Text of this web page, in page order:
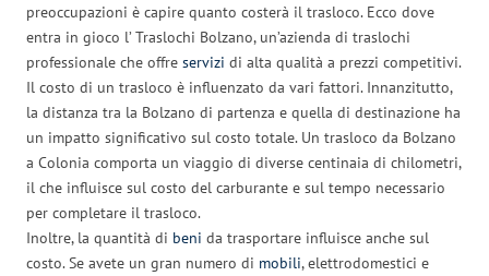
preoccupazioni è capire quanto costerà il trasloco. Ecco dove
entra in gioco l’ Traslochi Bolzano, un’azienda di traslochi
professionale che offre servizi di alta qualità a prezzi competitivi.
Il costo di un trasloco è influenzato da vari fattori. Innanzitutto,
la distanza tra la Bolzano di partenza e quella di destinazione ha
un impatto significativo sul costo totale. Un trasloco da Bolzano
a Colonia comporta un viaggio di diverse centinaia di chilometri,
il che influisce sul costo del carburante e sul tempo necessario
per completare il trasloco.
Inoltre, la quantità di beni da trasportare influisce anche sul
costo. Se avete un gran numero di mobili, elettrodomestici e